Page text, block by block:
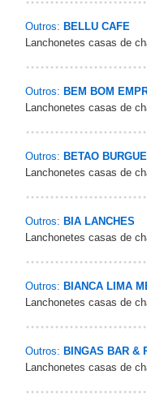
Outros: BELLU CAFE
Lanchonetes casas de
Outros: BEM BOM
Lanchonetes casas de
Outros: BETAO
Lanchonetes casas de
Outros: BIA LANCHES
Lanchonetes casas de
Outros: BIANCA LIMA
Lanchonetes casas de
Outros: BINGAS BAR &
Lanchonetes casas de